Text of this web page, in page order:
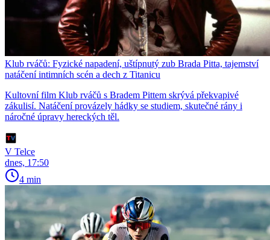
Klub rváčů: Fyzické napadení, uštípnutý zub Brada Pitta, tajemství
natáčení intimních scén a dech z Titanicu
Kultovní film Klub rváčů s Bradem Pittem skrývá překvapivé
zákulisí. Natáčení provázely hádky se studiem, skutečné rány i
náročné úpravy hereckých těl.
V Telce
dnes, 17:50
4 min